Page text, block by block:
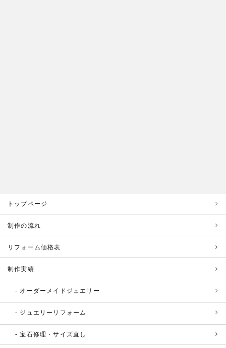
トップページ
制作の流れ
リフォーム価格表
制作実績
オーダーメイドジュエリー
ジュエリーリフォーム
宝石修理・サイズ直し